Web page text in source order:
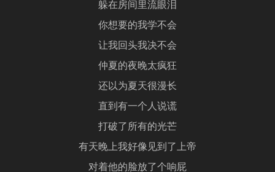
躲在房间里流眼泪
你想要的我学不会
让我回头我决不会
仲夏的夜晚太疯狂
还以为夏天很漫长
直到有一个人说谎
打破了所有的光芒
有天晚上我好像见到了上帝
对着他的脸放了个响屁